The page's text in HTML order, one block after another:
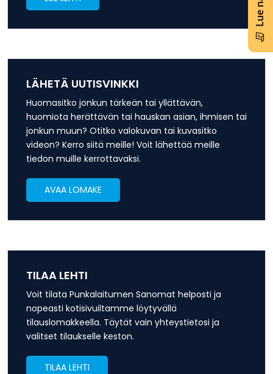
LÄHETÄ UUTISVINKKI
Huomasitko jonkun tärkeän tai yllättävän,
huomiota herättävän tai hauskan asian, ihmisen tai
jonkun muun? Otitko valokuvan tai kuvasitko
videon? Kerro siitä meille! Voit lähettää meille
tiedon muille kerrottavaksi.
AVAA LOMAKE
TILAA LEHTI
Voit tilata Punkalaitumen Sanomat helposti ja
nopeasti kotisivuiltamme löytyvällä
tilauslomakkeella. Täytät vain yhteystietosi ja
valitset tilaukselle keston.
TILAA LEHTI